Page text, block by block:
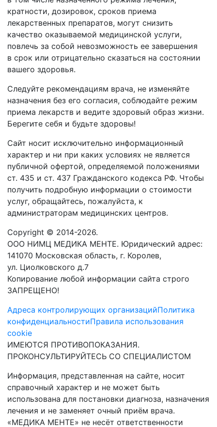
кратности, дозировок, сроков приема
лекарственных препаратов, могут снизить
качество оказываемой медицинской услуги,
повлечь за собой невозможность ее завершения
в срок или отрицательно сказаться на состоянии
вашего здоровья.
Следуйте рекомендациям врача, не изменяйте
назначения без его согласия, соблюдайте режим
приема лекарств и ведите здоровый образ жизни.
Берегите себя и будьте здоровы!
Сайт носит исключительно информационный
характер и ни при каких условиях не является
публичной офертой, определяемой положениями
ст. 435 и ст. 437 Гражданского кодекса РФ. Чтобы
получить подробную информации о стоимости
услуг, обращайтесь, пожалуйста, к
администраторам медицинских центров.
Copyright © 2014-2026.
ООО НИМЦ МЕДИКА МЕНТЕ. Юридический адрес:
141070 Московская область, г. Королев,
ул. Циолковского д.7
Копирование любой информации сайта строго
ЗАПРЕЩЕНО!
Адреса контролирующих организацийПолитика
конфиденциальностиПравила использования
cookie
ИМЕЮТСЯ ПРОТИВОПОКАЗАНИЯ.
ПРОКОНСУЛЬТИРУЙТЕСЬ СО СПЕЦИАЛИСТОМ
Информация, представленная на сайте, носит
справочный характер и не может быть
использована для постановки диагноза, назначения
лечения и не заменяет очный приём врача.
«МЕДИКА МЕНТЕ» не несёт ответственности